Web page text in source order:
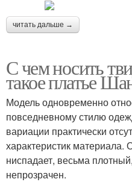
читать дальше →
С чем носить
такое платье
Модель одновременно
повседневному стилю
вариации практически
характеристик материала.
ниспадает, весьма
непрозрачен.